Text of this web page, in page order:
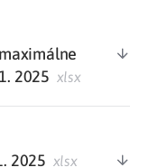
2025 xlsx
2025 xlsx